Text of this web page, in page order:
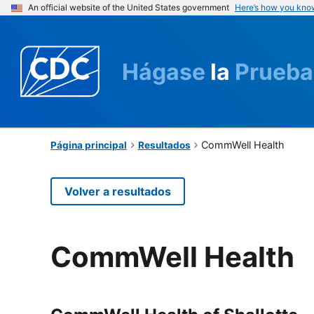
An official website of the United States government Here’s how you
Hágase la Prueba
Página principal Resultados CommWell Health
Volver a resultados
CommWell Health